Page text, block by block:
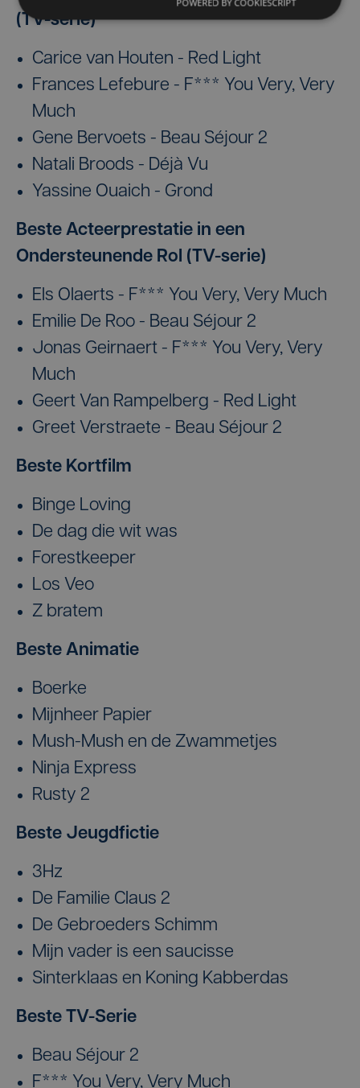
(TV-serie)
Carice van Houten - Red Light
Frances Lefebure - F*** You Very, Very
Much
Gene Bervoets - Beau Séjour 2
Natali Broods - Déjà Vu
Yassine Ouaich - Grond
Beste Acteerprestatie in een
Ondersteunende Rol (TV-serie)
Els Olaerts - F*** You Very, Very Much
Emilie De Roo - Beau Séjour 2
Jonas Geirnaert - F*** You Very, Very
Much
Geert Van Rampelberg - Red Light
Greet Verstraete - Beau Séjour 2
Beste Kortfilm
Binge Loving
De dag die wit was
Forestkeeper
Los Veo
Z bratem
Beste Animatie
Boerke
Mijnheer Papier
Mush-Mush en de Zwammetjes
Ninja Express
Rusty 2
Beste Jeugdfictie
3Hz
De Familie Claus 2
De Gebroeders Schimm
Mijn vader is een saucisse
Sinterklaas en Koning Kabberdas
Beste TV-Serie
Beau Séjour 2
F*** You Very, Very Much